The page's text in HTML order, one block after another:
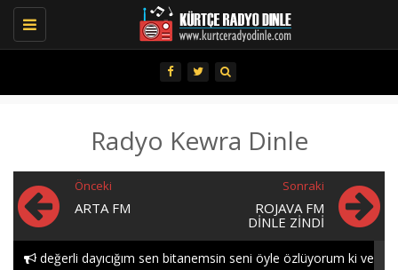
Toggle
navigation
Radyo Kewra Dinle
Önceki
ARTA FM
Sonraki
ROJAVA FM
DINLE ZINDI
değerli dayıcığım sen bitanemsin seni öyle özlüyorum ki ve